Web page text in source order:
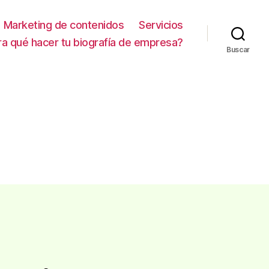
Marketing de contenidos
Servicios
qué hacer tu biografía de empresa?
Buscar